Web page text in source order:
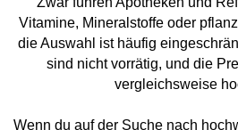
Vitamine, Mineralstoffe oder
die Auswahl ist häufig
sind nicht vorrätig, und die
vergleichsweise
Wenn du auf der Suche nach